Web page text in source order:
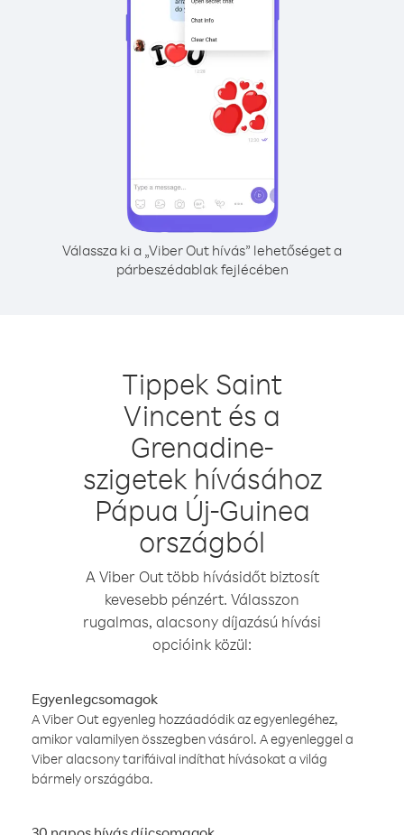
Válassza ki a „Viber Out hívás” lehetőséget a
párbeszédablak fejlécében
Tippek Saint
Vincent és a
Grenadine-
szigetek hívásához
Pápua Új-Guinea
országból
A Viber Out több hívásidőt biztosít
kevesebb pénzért. Válasszon
rugalmas, alacsony díjazású hívási
opcióink közül:
Egyenlegcsomagok
A Viber Out egyenleg hozzáadódik az egyenlegéhez,
amikor valamilyen összegben vásárol. A egyenleggel a
Viber alacsony tarifáival indíthat hívásokat a világ
bármely országába.